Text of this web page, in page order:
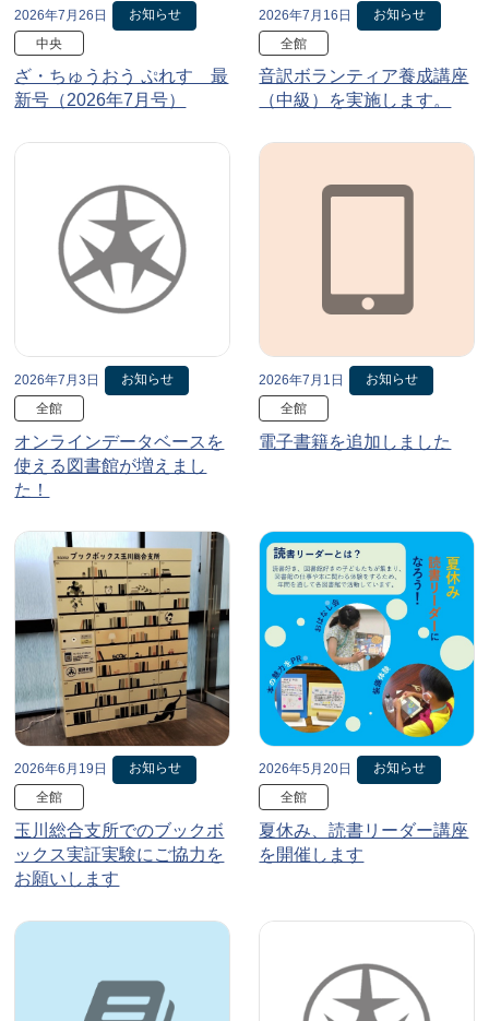
2026年7月26日
お知らせ
中央
ざ・ちゅうおう ぷれす 最
新号（2026年7月号）
2026年7月16日
お知らせ
全館
音訳ボランティア養成講座
（中級）を実施します。
2026年7月3日
お知らせ
全館
オンラインデータベースを
使える図書館が増えまし
た！
2026年7月1日
お知らせ
全館
電子書籍を追加しました
2026年6月19日
お知らせ
全館
玉川総合支所でのブックボ
ックス実証実験にご協力を
お願いします
2026年5月20日
お知らせ
全館
夏休み、読書リーダー講座
を開催します